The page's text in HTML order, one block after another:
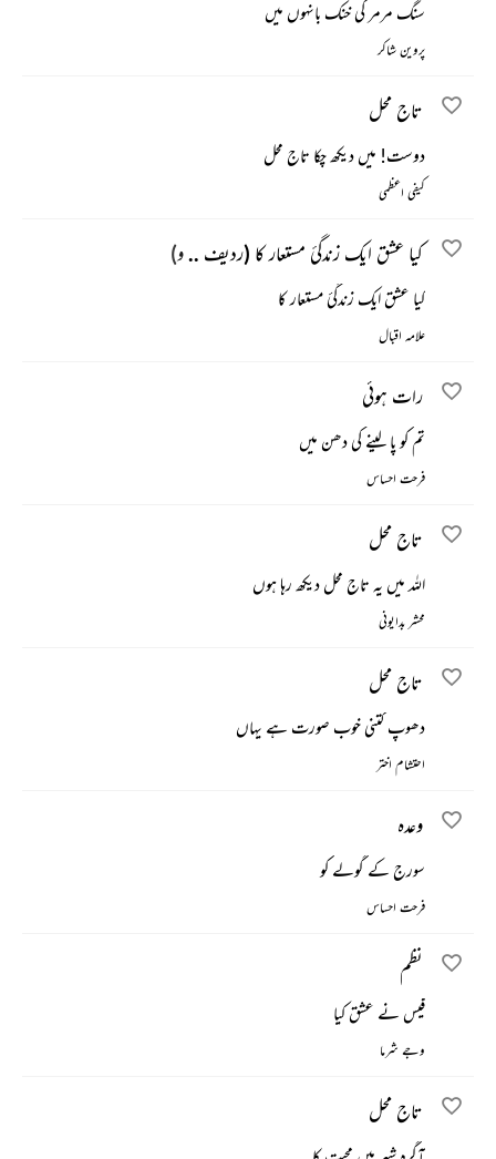
سنگ مرمر کی خنک بانہوں میں
پروین شاکر
تاج محل
دوست! میں دیکھ چکا تاج محل
کیفی اعظمی
کیا عشق ایک زندگئ مستعار کا (ردیف .. و)
کیا عشق ایک زندگئ مستعار کا
علامہ اقبال
رات ہوئی
تم کو پا لینے کی دھن میں
فرحت احساس
تاج محل
اللہ میں یہ تاج محل دیکھ رہا ہوں
محشر بدایونی
تاج محل
دھوپ کتنی خوب صورت ہے یہاں
احتشام اختر
وعدہ
سورج کے گولے کو
فرحت احساس
نظم
قیس نے عشق کیا
وجے شرما
تاج محل